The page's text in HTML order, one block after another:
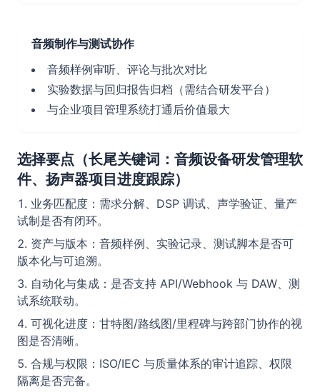
音频制作与测试协作
音频样例审听、评论与批次对比
实验数据与回归报告归档（需结合研发平台）
与企业项目管理系统打通后价值最大
选择要点（长尾关键词：音频设备研发管理软
件、扬声器项目进度跟踪）
业务匹配度：需求分解、DSP 调试、声学验证、量产
试制是否有闭环。
资产与版本：音频样例、实验记录、测试脚本是否可
版本化与可追溯。
自动化与集成：是否支持 API/Webhook 与 DAW、测
试系统联动。
可视化进度：甘特图/路线图/里程碑与跨部门协作的视
图是否清晰。
合规与权限：ISO/IEC 与质量体系的审计追踪、权限
隔离是否完备。